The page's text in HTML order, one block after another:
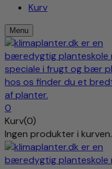
Kurv
Menu
0
Kurv(0)
Ingen produkter i kurven.